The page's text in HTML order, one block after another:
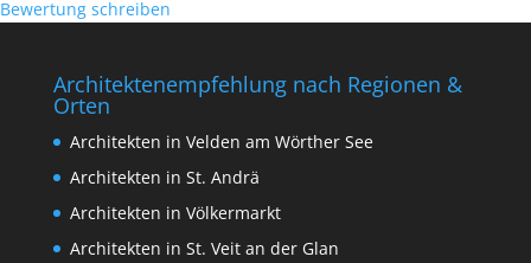
Bewertung schreiben
Architektenempfehlung nach Regionen &
Orten
Architekten in Velden am Wörther See
Architekten in St. Andrä
Architekten in Völkermarkt
Architekten in St. Veit an der Glan